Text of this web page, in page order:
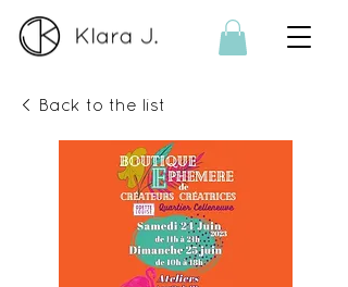
< Back to the list